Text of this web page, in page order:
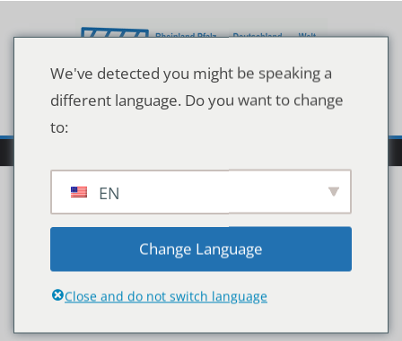
Inhalt
126377618
We've detected you might be speaking a
different language. Do you want to change
to:
EN
Change Language
Close and do not switch language